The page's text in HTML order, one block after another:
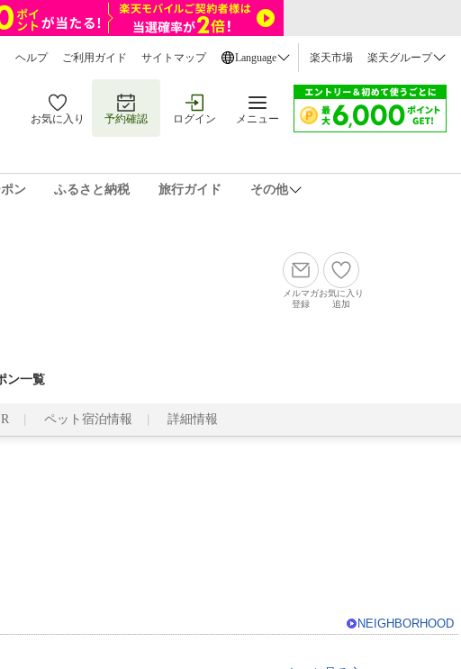
ヘルプ ご利用ガイド サイトマップ Language 楽天市場 楽天グループ
お気に入り 予約確認 ログイン メニュー
ン ふるさと納税 旅行ガイド その他
メルマガ
登録
お気に入り
追加
ン一覧
ペット宿泊情報 詳細情報
NEIGHBORHOOD